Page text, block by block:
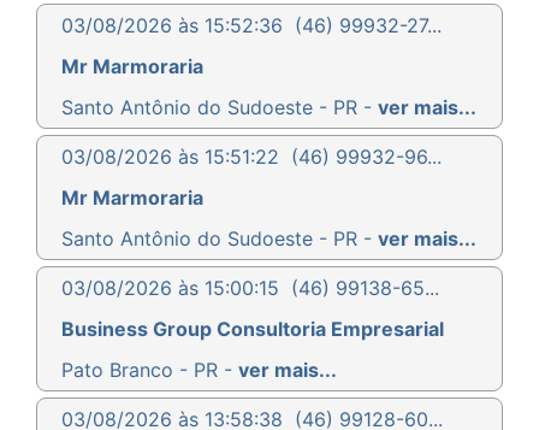
03/08/2026 às 15:52:36 (46) 99932-27...
Mr Marmoraria
Santo Antônio do Sudoeste - PR - ver mais...
03/08/2026 às 15:51:22 (46) 99932-96...
Mr Marmoraria
Santo Antônio do Sudoeste - PR - ver mais...
03/08/2026 às 15:00:15 (46) 99138-65...
Business Group Consultoria Empresarial
Pato Branco - PR - ver mais...
03/08/2026 às 13:58:38 (46) 99128-60...